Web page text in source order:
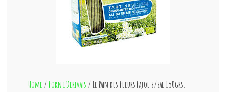
Home /Forn i Derivats / Le Pain des Fleurs Fajol s/sal 150grs.